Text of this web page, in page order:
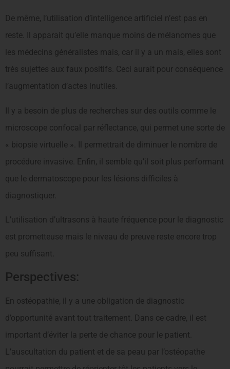
De même, l’utilisation d’intelligence artificiel n’est pas en
reste. Il apparait qu’elle manque moins de mélanomes que
les médecins généralistes mais, car il y a un mais, elles sont
très sujettes aux faux positifs. Ceci aurait pour conséquence
l’augmentation d’actes inutiles.
Il y a besoin de plus de recherches sur des outils comme le
microscope confocal par réflectance, qui permet une sorte de
« biopsie virtuelle ». Il permettrait de diminuer le nombre de
procédure invasive. Enfin, il semble qu’il soit plus performant
que le dermatoscope pour les lésions difficiles à
diagnostiquer.
L’utilisation d’ultrasons à haute fréquence pour le diagnostic
est prometteuse mais le niveau de preuve reste encore trop
peu suffisant.
Perspectives:
En ostéopathie, il y a une obligation de diagnostic
d’opportunité avant tout traitement. Dans ce cadre, il est
important d’éviter la perte de chance pour le patient.
L’auscultation du patient et de sa peau par l’ostéopathe